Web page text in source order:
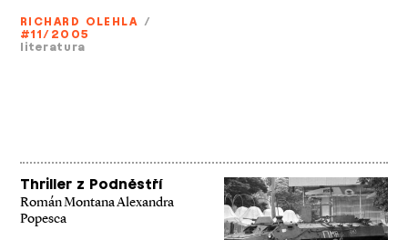
RICHARD OLEHLA /
#11/2005
literatura
Thriller z Podněstří
Román Montana Alexandra
Popesca